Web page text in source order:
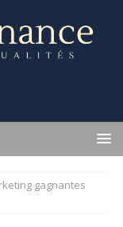
gagnantes